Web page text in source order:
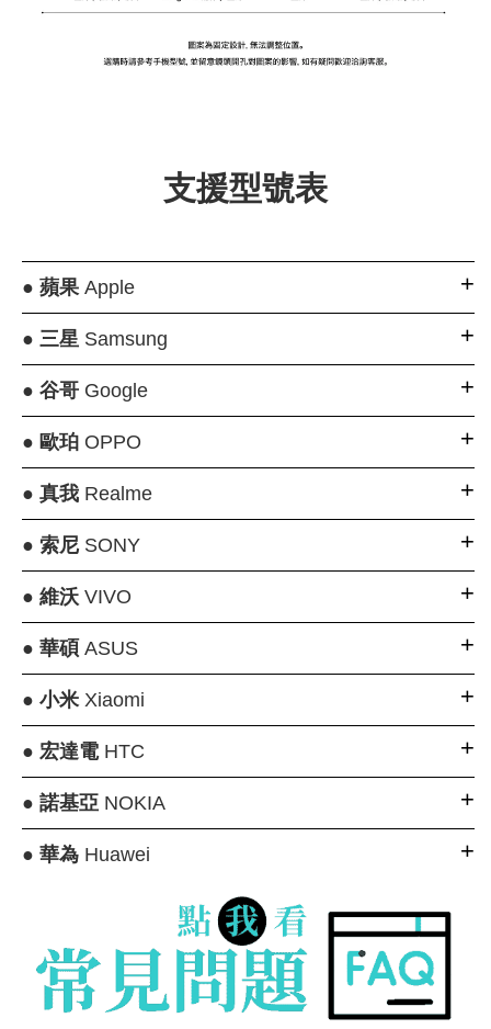
支援型號表
● 蘋果Apple
● 三星Samsung
● 谷哥Google
● 歐珀OPPO
● 真我Realme
● 索尼SONY
● 維沃VIVO
● 華碩 ASUS
● 小米Xiaomi
● 宏達電HTC
● 諾基亞NOKIA
● 華為Huawei